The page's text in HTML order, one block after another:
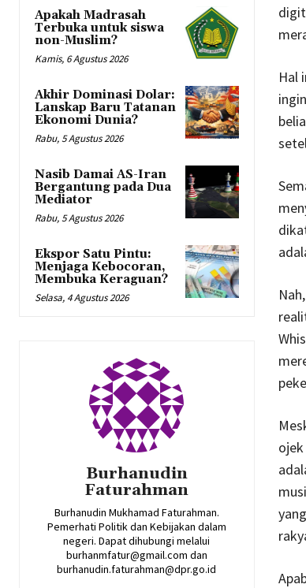
Apakah Madrasah
Terbuka untuk siswa
non-Muslim?
Kamis, 6 Agustus 2026
Akhir Dominasi Dolar:
Lanskap Baru Tatanan
Ekonomi Dunia?
Rabu, 5 Agustus 2026
Nasib Damai AS-Iran
Bergantung pada Dua
Mediator
Rabu, 5 Agustus 2026
Ekspor Satu Pintu:
Menjaga Kebocoran,
Membuka Keraguan?
Selasa, 4 Agustus 2026
Burhanudin
Faturahman
Burhanudin Mukhamad Faturahman.
Pemerhati Politik dan Kebijakan dalam
negeri. Dapat dihubungi melalui
burhanmfatur@gmail.com dan
burhanudin.faturahman@dpr.go.id
Hal